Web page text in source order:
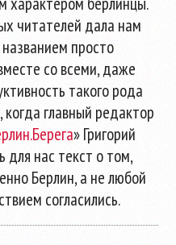
читателей дала нам
просто
со всеми, даже
такого рода
главный редактор
» Григорий
для нас текст о том,
Берлин, а не любой
согласились.